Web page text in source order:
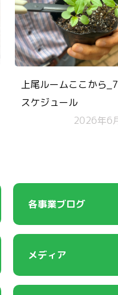
上尾ルームここから
スケジュール
2026年6
各事業ブログ
メディア